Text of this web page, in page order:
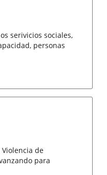
serivicios sociales,
personas
de
para